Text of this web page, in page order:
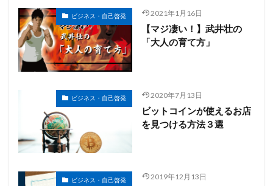
ビジネス・自己啓発 2021年1月16日
【マジ凄い！】武井壮の
「大人の育て方」
ビジネス・自己啓発 2020年7月13日
ビットコインが使えるお店
を見つける方法３選
ビジネス・自己啓発 2019年12月13日